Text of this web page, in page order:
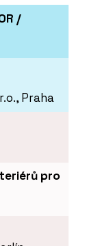
/
Praha
pro